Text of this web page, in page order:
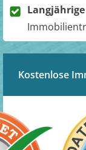
Kostenlose